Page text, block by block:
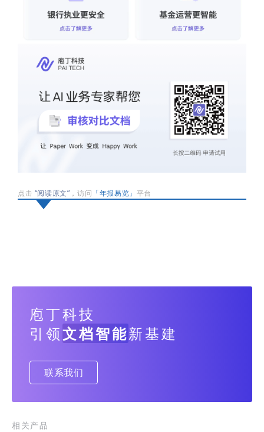
点击 “阅读原文” ，访问 「年报易览」 平台
庖丁科技
引领文档智能新基建
联系我们
相关产品